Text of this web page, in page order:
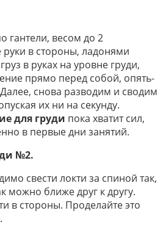
гантели, весом до 2
руки в стороны, ладонями
в руках на уровне груди,
прямо перед собой, опять-
снова разводим и сводим
их ни на секунду.
для груди пока хватит сил,
в первые дни занятий.
№2.
свести локти за спиной так,
можно ближе друг к другу.
в стороны. Проделайте это